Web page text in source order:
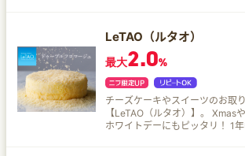
系ラーメン、つけ麺をご用意。
LeTAO（ルタオ）
最大2.0%
チーズケーキやスイーツのお取
【LeTAO（ルタオ）】。 Xmasやバレンタイン・
ホワイトデーにもピッタリ！ 1